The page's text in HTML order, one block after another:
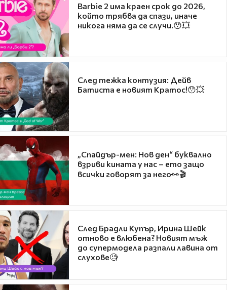
Barbie 2 има краен срок до 2026,
който трябва да спази, иначе
никога няма да се случи.😯💥
След тежка контузия: Дейв
Батиста е новият Кратос!😯💥
„Спайдър-мен: Нов ден“ буквално
взриви кината у нас – ето защо
всички говорят за него👀🎬
След Брадли Купър, Ирина Шейк
отново е влюбена? Новият мъж
до супермодела разпали лавина от
слухове🧐